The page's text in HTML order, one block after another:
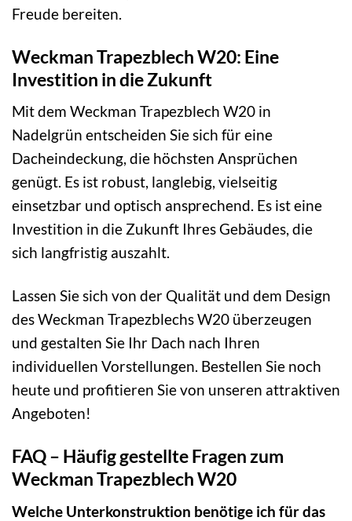
Freude bereiten.
Weckman Trapezblech W20: Eine
Investition in die Zukunft
Mit dem Weckman Trapezblech W20 in
Nadelgrün entscheiden Sie sich für eine
Dacheindeckung, die höchsten Ansprüchen
genügt. Es ist robust, langlebig, vielseitig
einsetzbar und optisch ansprechend. Es ist eine
Investition in die Zukunft Ihres Gebäudes, die
sich langfristig auszahlt.
Lassen Sie sich von der Qualität und dem Design
des Weckman Trapezblechs W20 überzeugen
und gestalten Sie Ihr Dach nach Ihren
individuellen Vorstellungen. Bestellen Sie noch
heute und profitieren Sie von unseren attraktiven
Angeboten!
FAQ – Häufig gestellte Fragen zum
Weckman Trapezblech W20
Welche Unterkonstruktion benötige ich für das